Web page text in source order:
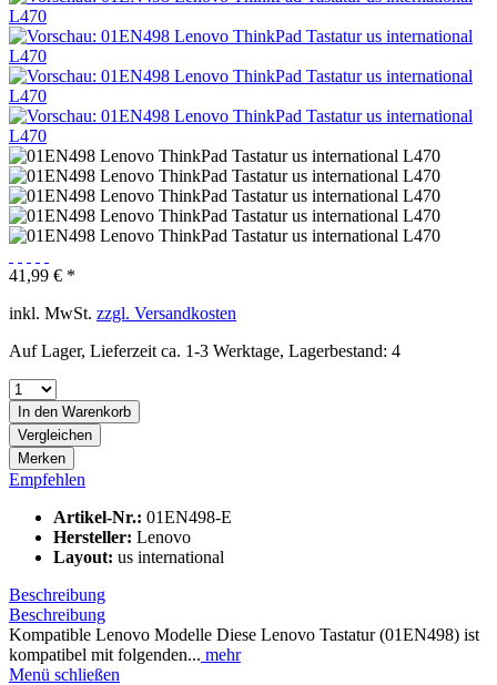
41,99 € *
inkl. MwSt. zzgl. Versandkosten
Auf Lager, Lieferzeit ca. 1-3 Werktage, Lagerbestand: 4
In den Warenkorb
Vergleichen
Merken
Empfehlen
Artikel-Nr.: 01EN498-E
Hersteller: Lenovo
Layout: us international
Beschreibung
Beschreibung
Kompatible Lenovo Modelle Diese Lenovo Tastatur (01EN498) ist
kompatibel mit folgenden... mehr
Menü schließen